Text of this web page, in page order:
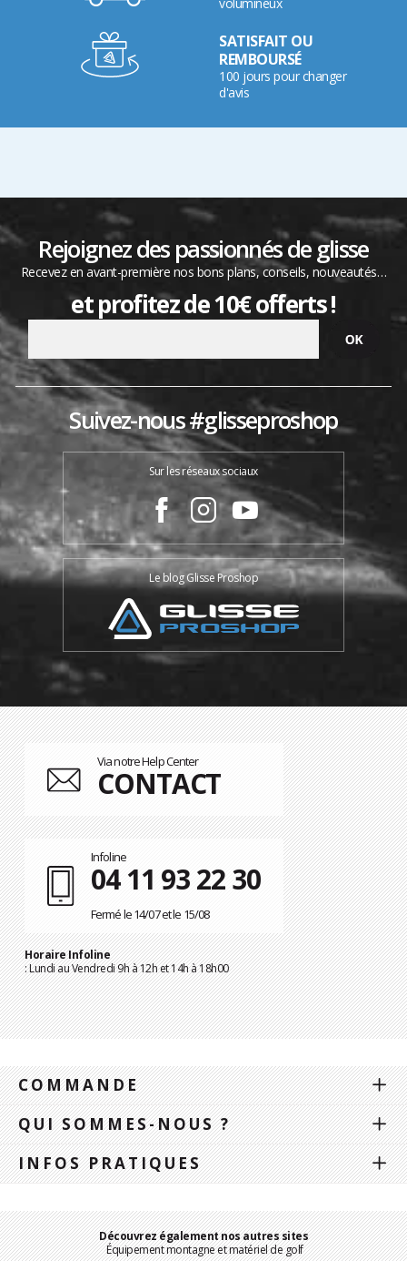
volumineux
SATISFAIT OU
REMBOURSÉ
100 jours pour changer
d'avis
Rejoignez des passionnés de glisse
Recevez en avant-première nos bons plans, conseils, nouveautés…
et profitez de 10€ offerts !
Suivez-nous #glisseproshop
Sur les réseaux sociaux
Le blog Glisse Proshop
Via notre Help Center
CONTACT
Infoline
04 11 93 22 30
Fermé le 14/07 et le 15/08
Horaire Infoline
: Lundi au Vendredi 9h à 12h et 14h à 18h00
COMMANDE
QUI SOMMES-NOUS ?
INFOS PRATIQUES
Découvrez également nos autres sites
Équipement montagne et matériel de golf